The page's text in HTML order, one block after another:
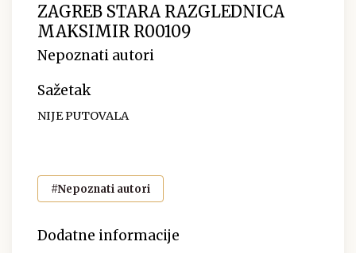
ZAGREB STARA RAZGLEDNICA
MAKSIMIR R00109
Nepoznati autori
Sažetak
NIJE PUTOVALA
#Nepoznati autori
Dodatne informacije